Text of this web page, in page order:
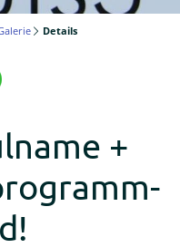
Details
+